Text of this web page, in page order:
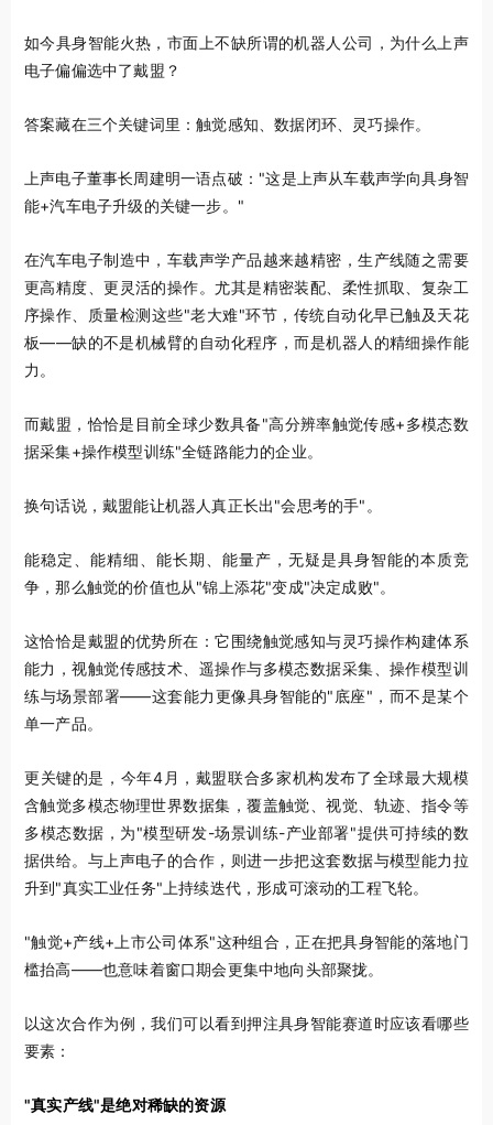
如今具身智能火热，市面上不缺所谓的机器人公司，为什么上声
电子偏偏选中了戴盟？
答案藏在三个关键词里：触觉感知、数据闭环、灵巧操作。
上声电子董事长周建明一语点破："这是上声从车载声学向具身智
能+汽车电子升级的关键一步。"
在汽车电子制造中，车载声学产品越来越精密，生产线随之需要
更高精度、更灵活的操作。尤其是精密装配、柔性抓取、复杂工
序操作、质量检测这些"老大难"环节，传统自动化早已触及天花
板——缺的不是机械臂的自动化程序，而是机器人的精细操作能
力。
而戴盟，恰恰是目前全球少数具备"高分辨率触觉传感+多模态数
据采集+操作模型训练"全链路能力的企业。
换句话说，戴盟能让机器人真正长出"会思考的手"。
能稳定、能精细、能长期、能量产，无疑是具身智能的本质竞
争，那么触觉的价值也从"锦上添花"变成"决定成败"。
这恰恰是戴盟的优势所在：它围绕触觉感知与灵巧操作构建体系
能力，视触觉传感技术、遥操作与多模态数据采集、操作模型训
练与场景部署——这套能力更像具身智能的"底座"，而不是某个
单一产品。
更关键的是，今年4月，戴盟联合多家机构发布了全球最大规模
含触觉多模态物理世界数据集，覆盖触觉、视觉、轨迹、指令等
多模态数据，为"模型研发-场景训练-产业部署"提供可持续的数
据供给。与上声电子的合作，则进一步把这套数据与模型能力拉
升到"真实工业任务"上持续迭代，形成可滚动的工程飞轮。
"触觉+产线+上市公司体系"这种组合，正在把具身智能的落地门
槛抬高——也意味着窗口期会更集中地向头部聚拢。
以这次合作为例，我们可以看到押注具身智能赛道时应该看哪些
要素：
"真实产线"是绝对稀缺的资源